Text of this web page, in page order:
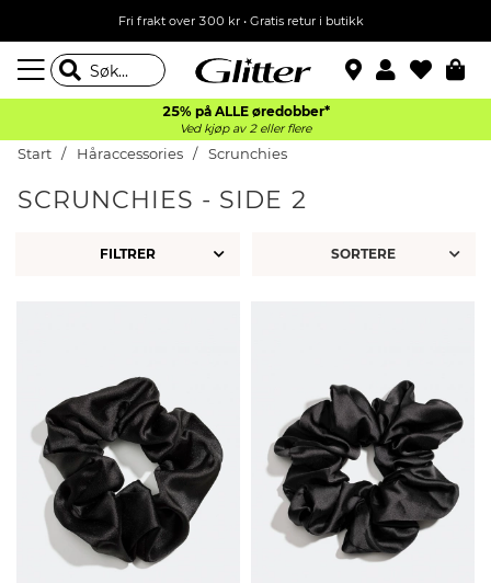
Fri frakt over 300 kr • Gratis retur i butikk
25% på ALLE øredobber*
Ved kjøp av 2 eller flere
Start Håraccessories Scrunchies
SCRUNCHIES - SIDE 2
FILTRER